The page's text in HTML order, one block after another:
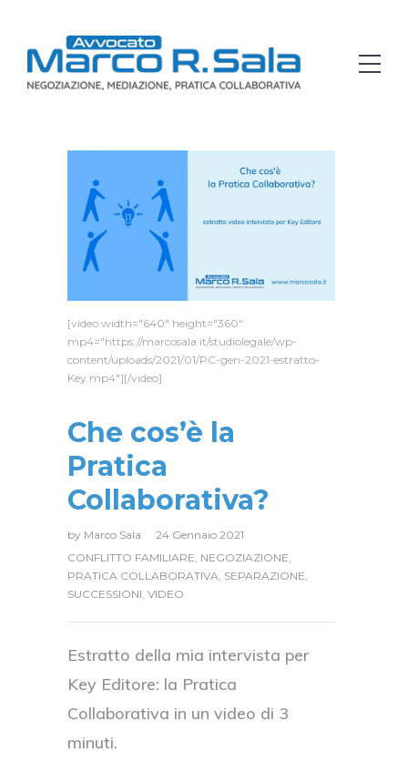
[video width="640" height="360"
mp4="https://marcosala.it/studiolegale/wp-
content/uploads/2021/01/PC-gen-2021-estratto-
Key.mp4"][/video]
Che cos’è la
Pratica
Collaborativa?
by Marco Sala
24 Gennaio 2021
CONFLITTO FAMILIARE, NEGOZIAZIONE,
PRATICA COLLABORATIVA, SEPARAZIONE,
SUCCESSIONI, VIDEO
Estratto della mia intervista per
Key Editore: la Pratica
Collaborativa in un video di 3
minuti.